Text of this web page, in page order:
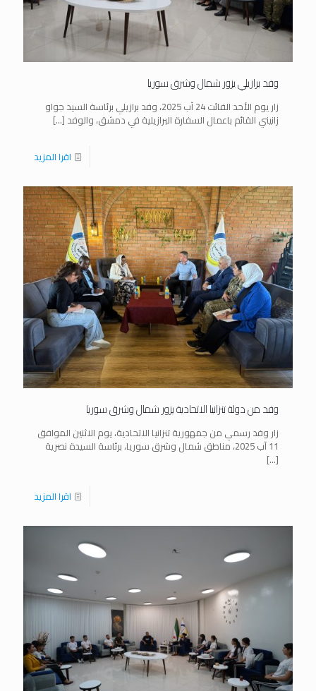
وفد برازيلي يزور شمال وشرق سوريا
زار يوم الأحد الفائت 24 آب 2025، وفد برازيلي برئاسة السيد جواو
زانيني القائم باعمال السفارة البرازيلية في دمشق، والوفد […]
اقرا المزيد
وفد من دولة تنزانيا الاتحادية يزور شمال وشرق سوريا
زار وفد رسمي من جمهورية تنزانيا الاتحادية، يوم الاثنين الموافق
11 آب 2025، مناطق شمال وشرق سوريا، برئاسة السيدة نصرية
[…]
اقرا المزيد